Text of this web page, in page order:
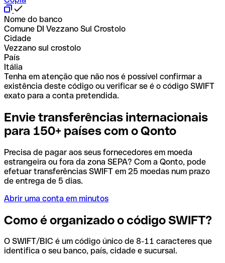
Nome do banco
Comune DI Vezzano Sul Crostolo
Cidade
Vezzano sul crostolo
País
Itália
Tenha em atenção que não nos é possível confirmar a
existência deste código ou verificar se é o código SWIFT
exato para a conta pretendida.
Envie transferências internacionais
para 150+ países com o Qonto
Precisa de pagar aos seus fornecedores em moeda
estrangeira ou fora da zona SEPA? Com a Qonto, pode
efetuar transferências SWIFT em 25 moedas num prazo
de entrega de 5 dias.
Abrir uma conta em minutos
Como é organizado o código SWIFT?
O SWIFT/BIC é um código único de 8-11 caracteres que
identifica o seu banco, país, cidade e sucursal.